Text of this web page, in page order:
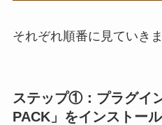
それぞれ順番に見ていきま
ステップ①：プラグイ
PACK」をインストー